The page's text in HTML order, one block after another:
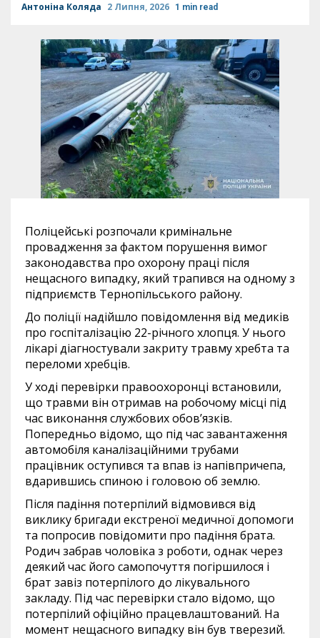
Антоніна Коляда 2 Липня, 2026 1 min read
Поліцейські розпочали кримінальне
провадження за фактом порушення вимог
законодавства про охорону праці після
нещасного випадку, який трапився на одному з
підприємств Тернопільського району.
До поліції надійшло повідомлення від медиків
про госпіталізацію 22-річного хлопця. У нього
лікарі діагностували закриту травму хребта та
переломи хребців.
У ході перевірки правоохоронці встановили,
що травми він отримав на робочому місці під
час виконання службових обов’язків.
Попередньо відомо, що під час завантаження
автомобіля каналізаційними трубами
працівник оступився та впав із напівпричепа,
вдарившись спиною і головою об землю.
Після падіння потерпілий відмовився від
виклику бригади екстреної медичної допомоги
та попросив повідомити про падіння брата.
Родич забрав чоловіка з роботи, однак через
деякий час його самопочуття погіршилося і
брат завіз потерпілого до лікувального
закладу. Під час перевірки стало відомо, що
потерпілий офіційно працевлаштований. На
момент нещасного випадку він був тверезий.